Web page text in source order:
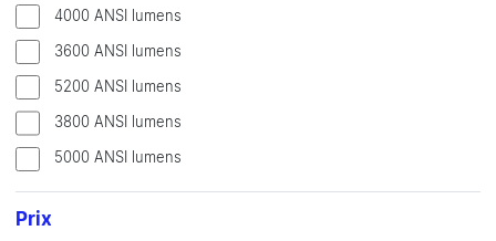
4000 ANSI lumens
3600 ANSI lumens
5200 ANSI lumens
3800 ANSI lumens
5000 ANSI lumens
Prix